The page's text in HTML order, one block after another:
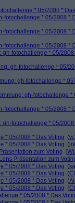
* 05/2008 *
fotochallenge * 05/2008 *
fotochallenge * 05/2008 *
fotochallenge * 05/2008 *
gh-fotochallenge * 05/
gh-fotochallenge * 05/
gh-fotochallenge *
gh-fotochallenge
fotochallenge * 05/2008 *
gh-fotochallenge * 05/
* 05/2008 * Das Voting (
* 05/2008 * Das Voting (
zum Voting (
Präsentation zum
* 05/2008 * Das Voting (
* 05/2008 * Das Voting (
* 05/2008 * Das Voting (
* 05/2008 * Das Voting (
* 05/2008 * Das